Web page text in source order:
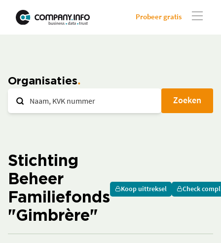
Probeer gratis
Organisaties
Zoeken
Stichting
Beheer
Familiefonds
"Gimbrère"
Koop uittreksel Check